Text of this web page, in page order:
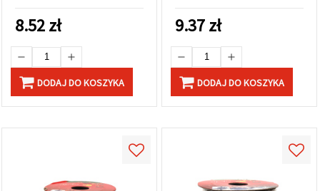
8.52zł
DODAJ DO KOSZYKA
bożonarodzeniowym
nadrukiem, ok. 2,7 m
9.37zł
DODAJ DO KOSZYKA